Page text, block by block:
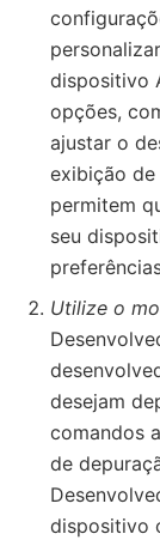
dispositivo
opções,
ajustar o
exibição de
permitem
seu
Utilize o
desejam
comandos
de
dispositivo